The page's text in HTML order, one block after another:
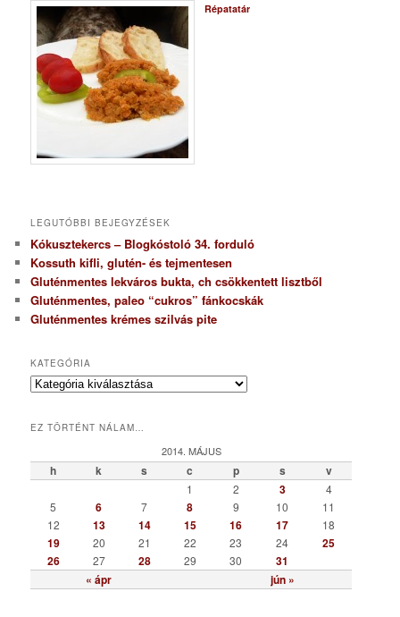
Répatatár
LEGUTÓBBI BEJEGYZÉSEK
Kókusztekercs – Blogkóstoló 34. forduló
Kossuth kifli, glutén- és tejmentesen
Gluténmentes lekváros bukta, ch csökkentett lisztből
Gluténmentes, paleo “cukros” fánkocskák
Gluténmentes krémes szilvás pite
KATEGÓRIA
K
e
r
EZ TÖRTÉNT NÁLAM…
2014. MÁJUS
h k s c p s v
« ápr jún »
1 2 3
4
5
6 7 8 9 10
11
12
13 14 15 16 17 18
19 20 21 22 23 24
25
26
27 28 29 30 31